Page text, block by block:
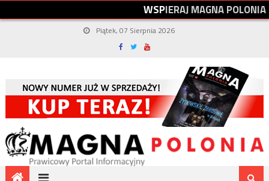
WSPIERAJMAGNAPOLONIA
Piątek, 07 Sierpnia 2026